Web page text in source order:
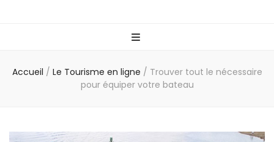
Accueil / Le Tourisme en ligne / Trouver tout le nécessaire
pour équiper votre bateau